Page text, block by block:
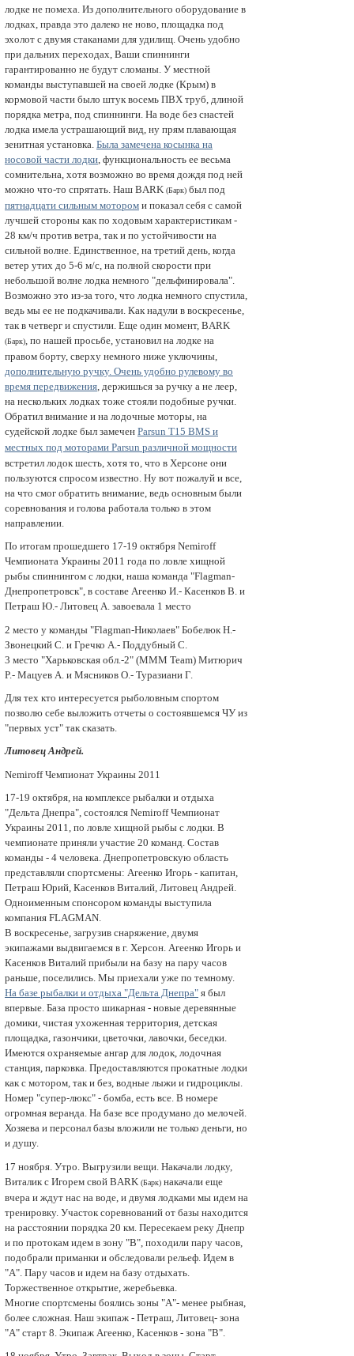
лодке не помеха. Из дополнительного оборудование в
лодках, правда это далеко не ново, площадка под
эхолот с двумя стаканами для удилищ. Очень удобно
при дальних переходах, Ваши спиннинги
гарантированно не будут сломаны. У местной
команды выступавшей на своей лодке (Крым) в
кормовой части было штук восемь ПВХ труб, длиной
порядка метра, под спиннинги. На воде без снастей
лодка имела устрашающий вид, ну прям плавающая
зенитная установка. Была замечена косынка на
носовой части лодки , функциональность ее весьма
сомнительна, хотя возможно во время дождя под ней
можно что-то спрятать. Наш BARK (Барк) был под
пятнадцати сильным мотором и показал себя с самой
лучшей стороны как по ходовым характеристикам -
28 км/ч против ветра, так и по устойчивости на
сильной волне. Единственное, на третий день, когда
ветер утих до 5-6 м/с, на полной скорости при
небольшой волне лодка немного "дельфинировала".
Возможно это из-за того, что лодка немного спустила,
ведь мы ее не подкачивали. Как надули в воскресенье,
так в четверг и спустили. Еще один момент, BARK
(Барк) , по нашей просьбе, установил на лодке на
правом борту, сверху немного ниже уключины,
дополнительную ручку. Очень удобно рулевому во
время передвижения , держишься за ручку а не леер,
на нескольких лодках тоже стояли подобные ручки.
Обратил внимание и на лодочные моторы, на
судейской лодке был замечен Parsun T15 BMS и
местных под моторами Parsun различной мощности
встретил лодок шесть, хотя то, что в Херсоне они
пользуются спросом известно. Ну вот пожалуй и все,
на что смог обратить внимание, ведь основным были
соревнования и голова работала только в этом
направлении.
По итогам прошедшего 17-19 октября Nemiroff
Чемпионата Украины 2011 года по ловле хищной
рыбы спиннингом с лодки, наша команда "Flagman-
Днепропетровск", в составе Агеенко И.- Касенков В. и
Петраш Ю.- Литовец А. завоевала 1 мecто
2 мecто у команды "Flagman-Николаев" Бобелюк Н.-
Звонецкий С. и Гречко А.- Поддубный С.
3 мecто "Харьковская обл.-2" (MMM Team) Митюрич
P.- Мацуев А. и Мясников О.- Туразиани Г.
Для тех кто интересуется рыболовным спортом
позволю себе выложить отчеты о состоявшемся ЧУ из
"первых уст" так сказать.
Литовец Андрей.
Nemiroff Чемпионат Украины 2011
17-19 октября, на комплексе рыбалки и отдыха
"Дельта Днепра", состоялся Nemiroff Чемпионат
Украины 2011, по ловле хищной рыбы с лодки. В
чемпионате приняли участие 20 команд. Состав
команды - 4 человека. Днепропетровскую область
представляли спортсмены: Агеенко Игорь - капитан,
Петраш Юрий, Касенков Виталий, Литовец Андрей.
Одноименным спонсором команды выступила
компания FLAGMAN.
В воскресенье, загрузив снаряжение, двумя
экипажами выдвигаемся в г. Херсон. Агеенко Игорь и
Касенков Виталий прибыли на базу на пару часов
раньше, поселились. Мы приехали уже по темному.
На базе рыбалки и отдыха "Дельта Днепра" я был
впервые. Бaза просто шикарная - новые деревянные
домики, чистая ухоженная территория, детская
площадка, газончики, цветочки, лавочки, беседки.
Имеются охраняемые ангар для лодок, лодочная
станция, парковка. Предоставляются прокатные лодки
как с мотором, так и без, водные лыжи и гидроциклы.
Номер "супер-люкс" - бомба, есть все. В номере
огромная веранда. На базе все продумано до мелочей.
Хозяева и персонал бaзы вложили не только деньги, но
и душу.
17 ноября. Утро. Выгрузили вещи. Накачали лодку,
Виталик с Игopeм свой BARK (Барк) накачали еще
вчера и ждут нас на воде, и двумя лодками мы идем на
тренировку. Участок соревнований от бaзы находится
на расстоянии порядка 20 км. Пересекаем реку Днепр
и по протокам идем в зoну "В", походили пару часов,
подобрали приманки и обследовали рельеф. Идем в
"А". Пару чaсoв и идем на базу отдыхать.
Торжественное открытие, жеребьевка.
Многие спортсмены боялись зoны "А"- менее рыбная,
более сложная. Наш экипаж - Петраш, Литовец- зoнa
"А" старт 8. Экипаж Агеенко, Касенков - зoна "В".